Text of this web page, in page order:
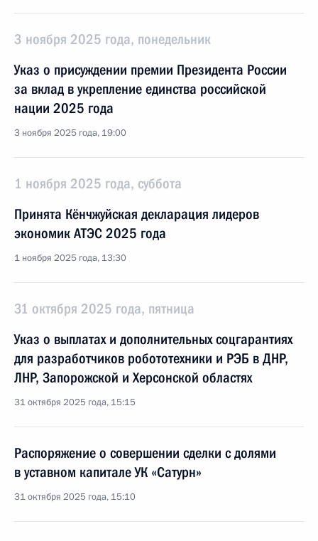
3 ноября 2025 года, понедельник
Указ о присуждении премии Президента России
за вклад в укрепление единства российской
нации 2025 года
3 ноября 2025 года, 19:00
1 ноября 2025 года, суббота
Принята Кёнчжуйская декларация лидеров
экономик АТЭС 2025 года
1 ноября 2025 года, 13:30
31 октября 2025 года, пятница
Указ о выплатах и дополнительных соцгарантиях
для разработчиков робототехники и РЭБ в ДНР,
ЛНР, Запорожской и Херсонской областях
31 октября 2025 года, 15:15
Распоряжение о совершении сделки с долями
в уставном капитале УК «Сатурн»
31 октября 2025 года, 15:10